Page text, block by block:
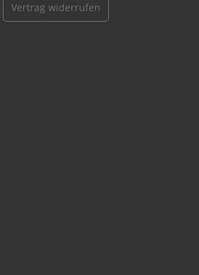
Vertrag widerrufen